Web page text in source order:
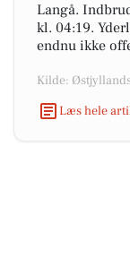
Langå.
kl. 04:19.
endnu ikke
Kilde:
Læs hele